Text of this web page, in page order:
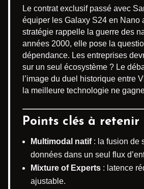
Le contrat exclusif passé avec
équiper les Galaxy S24 en Nano
stratégie rappelle la guerre des
années 2000, elle pose la
dépendance. Les entreprises
sur un seul écosystème ? Le
l’image du duel historique entre
la meilleure technologie ne
Points clés à retenir
Multimodal natif: la fusion de
données dans un seul flux
Mixture of Experts : latence
ajustable.